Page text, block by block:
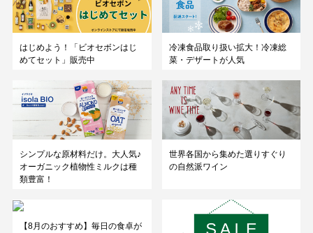
はじめよう！「ビオセボンはじ
めてセット」販売中
冷凍食品取り扱い拡大！冷凍総
菜・デザートが人気
シンプルな原材料だけ。大人気♪
オーガニック植物性ミルクは種
類豊富！
世界各国から集めた選りすぐり
の自然派ワイン
【8月のおすすめ】毎日の食卓が